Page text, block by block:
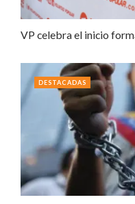
VP celebra el inicio
DESTACADAS